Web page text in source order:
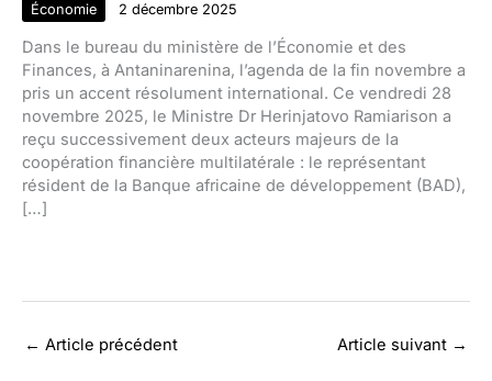
Économie 2 décembre 2025
Dans le bureau du ministère de l’Économie et des
Finances, à Antaninarenina, l’agenda de la fin novembre a
pris un accent résolument international. Ce vendredi 28
novembre 2025, le Ministre Dr Herinjatovo Ramiarison a
reçu successivement deux acteurs majeurs de la
coopération financière multilatérale : le représentant
résident de la Banque africaine de développement (BAD),
[…]
← Article précédent Article suivant →